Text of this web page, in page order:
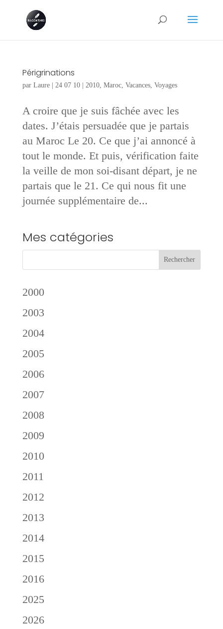
Périgrinations
par Laure| 24 07 10| 2010, Maroc, Vacances, Voyages
A croire que je suis fâchée avec les
dates. J’étais persuadée que je partais
au Maroc Le 20. Ce que j’ai annoncé à
tout le monde. Et puis, vérification faite
la veille de mon soi-disant départ, je ne
partais que le 21. Ce qui nous fit une
journée supplémentaire de...
Mes catégories
2000
2003
2004
2005
2006
2007
2008
2009
2010
2011
2012
2013
2014
2015
2016
2025
2026